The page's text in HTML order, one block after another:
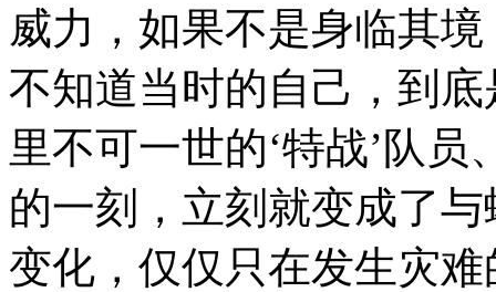
威力，如果不是身临其
不知道当时的自己，到
里不可一世的‘特战’队
的一刻，立刻就变成了
变化，仅仅只在发生灾